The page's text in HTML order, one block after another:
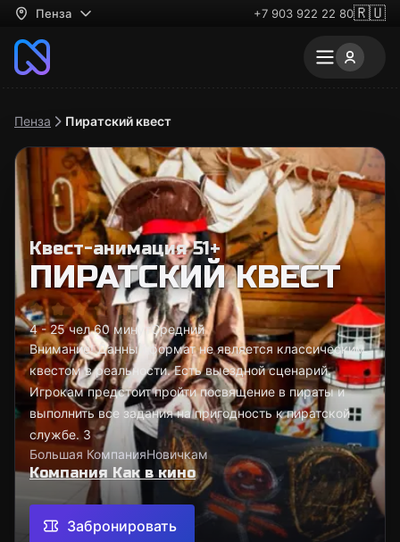
Пенза +7 903 922 22 80🇷🇺
Пенза Пиратский квест
Квест-анимация 51+
ПИРАТСКИЙ КВЕСТ
4 - 25 чел.60 минутСредний
Внимание! Данный формат не является классическим
квестом в реальности. Есть выездной сценарий.
Игрокам предстоит пройти посвящение в пираты и
выполнить все задания на пригодность к пиратской
службе. З
Большая КомпанияНовичкам
Компания Как в кино
Забронировать